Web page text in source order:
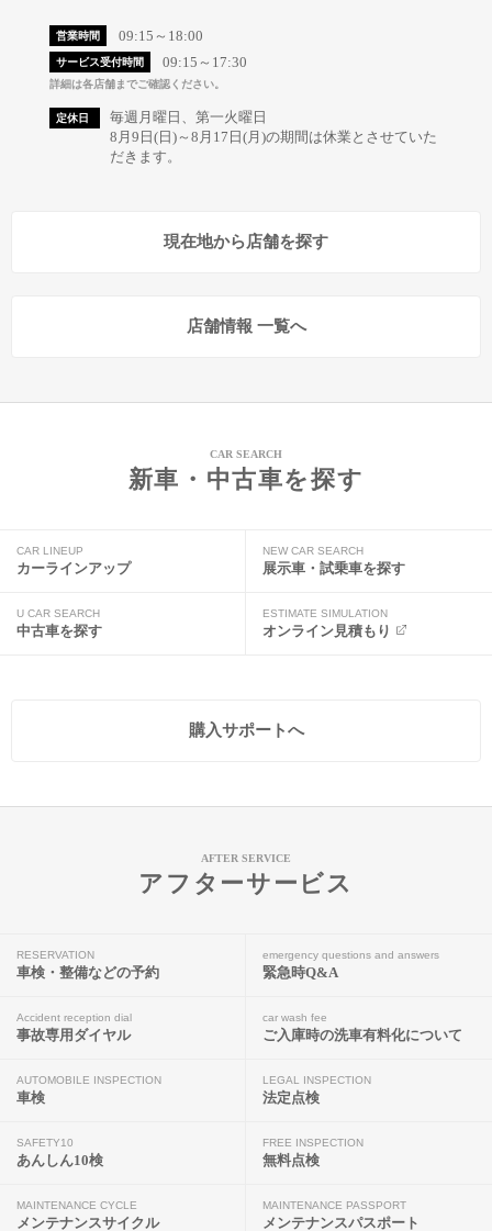
営業時間 09:15～18:00
サービス受付時間 09:15～17:30
詳細は各店舗までご確認ください。
定休日
毎週月曜日、第一火曜日
8月9日(日)～8月17日(月)の期間は休業とさせていた
だきます。
現在地から店舗を探す
店舗情報 一覧へ
CAR SEARCH
新車・中古車を探す
CAR LINEUP
カーラインアップ
NEW CAR SEARCH
展示車・試乗車を探す
U CAR SEARCH
中古車を探す
ESTIMATE SIMULATION
オンライン見積もり
購入サポートへ
AFTER SERVICE
アフターサービス
RESERVATION
車検・整備などの予約
emergency questions and answers
緊急時Q&A
Accident reception dial
事故専用ダイヤル
car wash fee
ご入庫時の洗車有料化について
AUTOMOBILE INSPECTION
車検
LEGAL INSPECTION
法定点検
SAFETY10
あんしん10検
FREE INSPECTION
無料点検
MAINTENANCE CYCLE
メンテナンスサイクル
MAINTENANCE PASSPORT
メンテナンスパスポート